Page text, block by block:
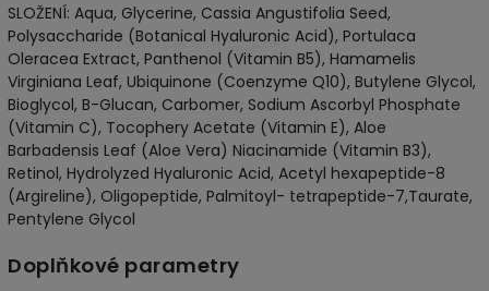
SLOŽENÍ: Aqua, Glycerine, Cassia Angustifolia Seed,
Polysaccharide (Botanical Hyaluronic Acid), Portulaca
Oleracea Extract, Panthenol (Vitamin B5), Hamamelis
Virginiana Leaf, Ubiquinone (Coenzyme Q10), Butylene Glycol,
Bioglycol, B-Glucan, Carbomer, Sodium Ascorbyl Phosphate
(Vitamin C), Tocophery Acetate (Vitamin E), Aloe
Barbadensis Leaf (Aloe Vera) Niacinamide (Vitamin B3),
Retinol, Hydrolyzed Hyaluronic Acid, Acetyl hexapeptide-8
(Argireline), Oligopeptide, Palmitoyl- tetrapeptide-7,Taurate,
Pentylene Glycol
Doplňkové parametry